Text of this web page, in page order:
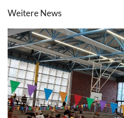
Weitere News